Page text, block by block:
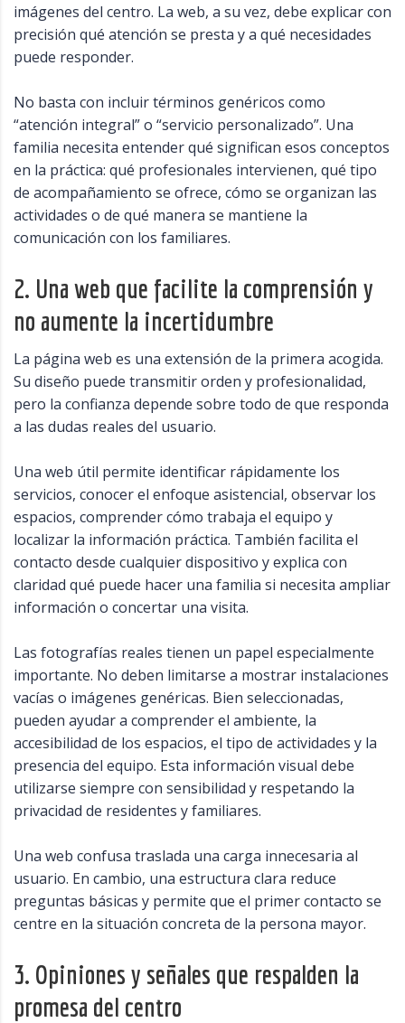
imágenes del centro. La web, a su vez, debe explicar con
precisión qué atención se presta y a qué necesidades
puede responder.
No basta con incluir términos genéricos como
“atención integral” o “servicio personalizado”. Una
familia necesita entender qué significan esos conceptos
en la práctica: qué profesionales intervienen, qué tipo
de acompañamiento se ofrece, cómo se organizan las
actividades o de qué manera se mantiene la
comunicación con los familiares.
2. Una web que facilite la comprensión y
no aumente la incertidumbre
La página web es una extensión de la primera acogida.
Su diseño puede transmitir orden y profesionalidad,
pero la confianza depende sobre todo de que responda
a las dudas reales del usuario.
Una web útil permite identificar rápidamente los
servicios, conocer el enfoque asistencial, observar los
espacios, comprender cómo trabaja el equipo y
localizar la información práctica. También facilita el
contacto desde cualquier dispositivo y explica con
claridad qué puede hacer una familia si necesita ampliar
información o concertar una visita.
Las fotografías reales tienen un papel especialmente
importante. No deben limitarse a mostrar instalaciones
vacías o imágenes genéricas. Bien seleccionadas,
pueden ayudar a comprender el ambiente, la
accesibilidad de los espacios, el tipo de actividades y la
presencia del equipo. Esta información visual debe
utilizarse siempre con sensibilidad y respetando la
privacidad de residentes y familiares.
Una web confusa traslada una carga innecesaria al
usuario. En cambio, una estructura clara reduce
preguntas básicas y permite que el primer contacto se
centre en la situación concreta de la persona mayor.
3. Opiniones y señales que respalden la
promesa del centro